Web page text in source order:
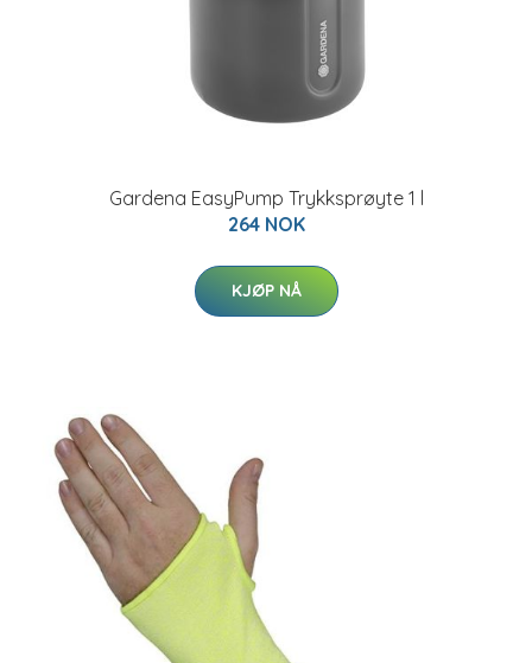
Gardena EasyPump Trykksprøyte 1 l
264 NOK
KJØP NÅ